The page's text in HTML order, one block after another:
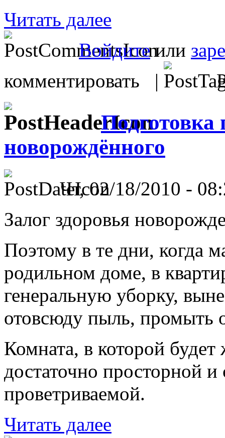
Читать далее
Войдитеили
комментировать |
новорождённого
Чт, 02/18/2010 -
Залог здоровья
Поэтому в те дни, когда
родильном доме, в
генеральную уборку,
отовсюду пыль, промыть
Комната, в которой
достаточно просторной и
проветриваемой.
Читать далее